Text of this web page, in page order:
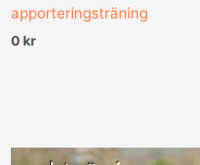
apporteringsträning
0 kr